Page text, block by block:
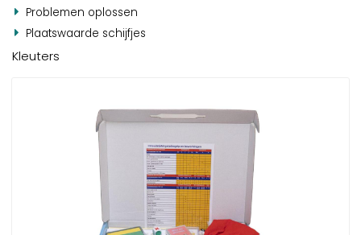
Problemen oplossen
Plaatswaarde schijfjes
Kleuters